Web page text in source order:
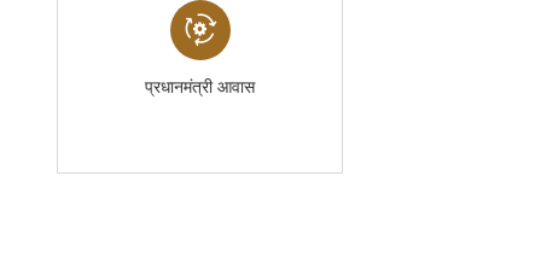
प्रधानमंत्री आवास